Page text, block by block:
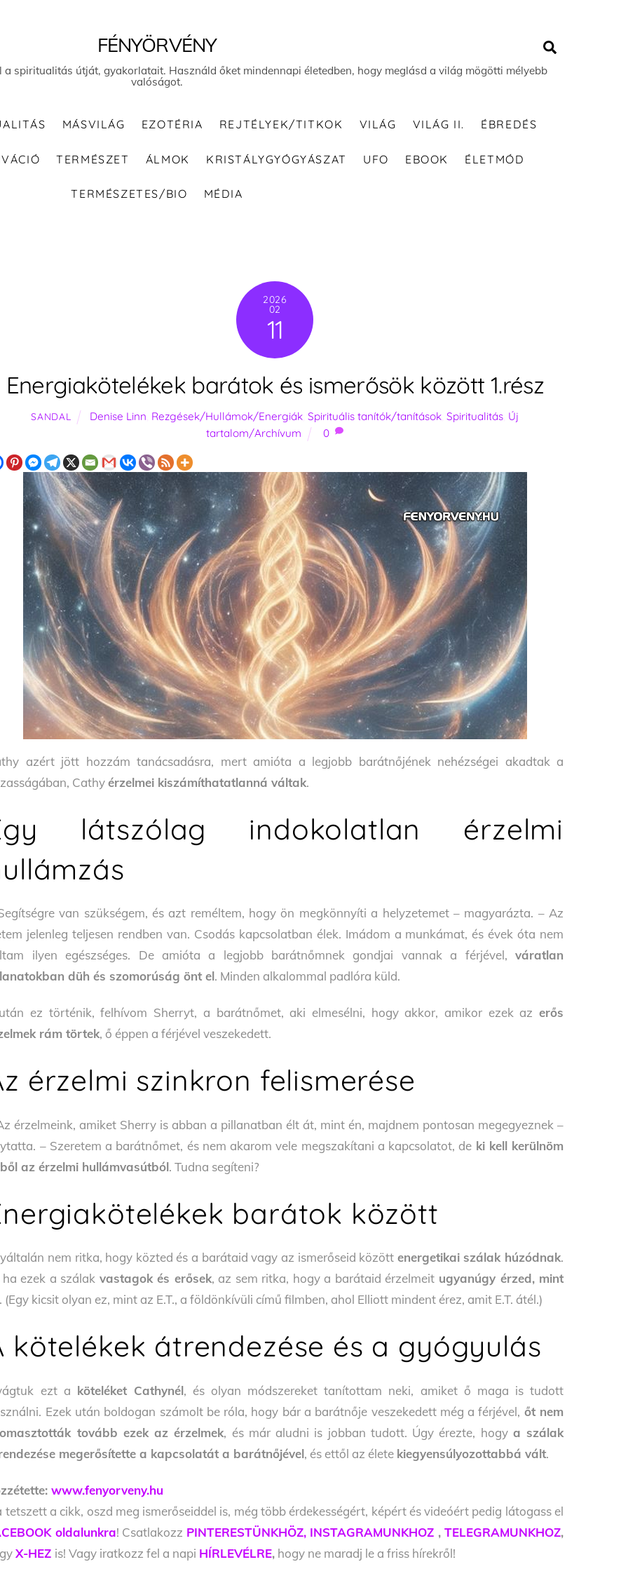
FÉNYÖRVÉNY
a spiritualitás útját, gyakorlatait. Használd őket mindennapi életedben, hogy meglásd a világ mögötti mélyebb
valóságot.
MÁSVILÁG EZOTÉRIA REJTÉLYEK/TITKOK VILÁG VILÁG II. ÉBREDÉS
TERMÉSZET ÁLMOK KRISTÁLYGYÓGYÁSZAT UFO EBOOK ÉLETMÓD
TERMÉSZETES/BIO MÉDIA
2026
02
11
Energiakötelékek barátok és ismerősök között 1.rész
SANDAL Denise Linn Rezgések/Hullámok/Energiák ,Spirituális tanítók/tanítások ,Spiritualitás Új
tartalom/Archívum
0
azért jött hozzám tanácsadásra, mert amióta a legjobb barátnőjének nehézségei akadtak a
Cathyérzelmei kiszámíthatatlanná váltak.
látszólag indokolatlan érzelmi
van szükségem, és azt reméltem, hogy ön megkönnyíti a helyzetemet – magyarázta. – Az
jelenleg teljesen rendben van. Csodás kapcsolatban élek. Imádom a munkámat, és évek óta nem
ilyen egészséges. De amióta a legjobb barátnőmnek gondjai vannak a férjével, váratlan
düh és szomorúság önt el. Minden alkalommal padlóra küld.
ez történik, felhívom Sherryt, a barátnőmet, aki elmesélni, hogy akkor, amikor ezek az erős
rám törtek, ő éppen a férjével veszekedett.
érzelmi szinkron felismerése
érzelmeink, amiket Sherry is abban a pillanatban élt át, mint én, majdnem pontosan megegyeznek –
– Szeretem a barátnőmet, és nem akarom vele megszakítani a kapcsolatot, de ki kell kerülnöm
az érzelmi hullámvasútból. Tudna segíteni?
barátok között
nem ritka, hogy közted és a barátaid vagy az ismerőseid között energetikai szálak húzódnak.
ha ezek a szálak vastagok és erősek, az sem ritka, hogy a barátaid érzelmeit ugyanúgy érzed, mint
. (Egy kicsit olyan ez, mint az E.T., a földönkívüli című filmben, ahol Elliott mindent érez, amit E.T. átél.)
kötelékek átrendezése és a gyógyulás
ezt a köteléket Cathynél, és olyan módszereket tanítottam neki, amiket ő maga is tudott
Ezek után boldogan számolt be róla, hogy bár a barátnője veszekedett még a férjével, őt nem
tovább ezek az érzelmek, és már aludni is jobban tudott. Úgy érezte, hogy a szálak
megerősítette a kapcsolatát a barátnőjével, és ettől az élete kiegyensúlyozottabbá vált.
www.fenyorveny.hu
tetszett a cikk, oszd meg ismerőseiddel is, még több érdekességért, képért és videóért pedig látogass el
oldalunkra! Csatlakozz PINTERESTÜNKHÖZ, INSTAGRAMUNKHOZ , TELEGRAMUNKHOZ,
X-HEZ is! Vagy iratkozz fel a napi HÍRLEVÉLRE, hogy ne maradj le a friss hírekről!